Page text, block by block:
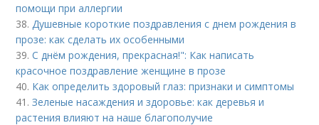
помощи при аллергии
38. Душевные короткие поздравления с днем рождения в
прозе: как сделать их особенными
39.С днём рождения, прекрасная!": Как написать
красочное поздравление женщине в прозе
40. Как определить здоровый глаз: признаки и симптомы
41.Зеленые насаждения и здоровье: как деревья и
растения влияют на наше благополучие